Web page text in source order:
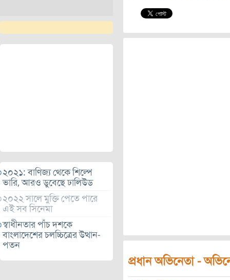
২০২১: বাণিজ্য থেকে শিল্পে
ভারি, আরও ডুবেছে ঢালিউড
২০২২ সালে মুক্তি পেতে পারে
এই সব সিনেমা
স্বাধীনতার পাঁচ দশকে
বাংলাদেশের চলচ্চিত্রের উত্থান-
পতন
প্রধান অভিনেতা -